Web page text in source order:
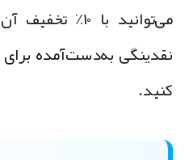
می‌توانید با ۱۰٪
به‌دست‌آمده برای